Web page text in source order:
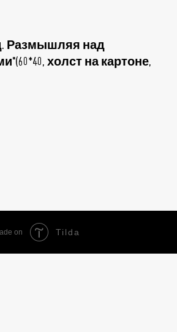
Размышляя над
холст на картоне,
on Tilda